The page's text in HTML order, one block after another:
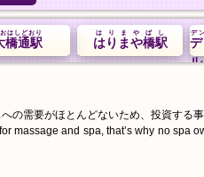
デ
はりまや橋駅
はりまやばし
橋通駅
はしどおり
の需要がほとんどないため、投資する事
massage and spa, that’s why no spa